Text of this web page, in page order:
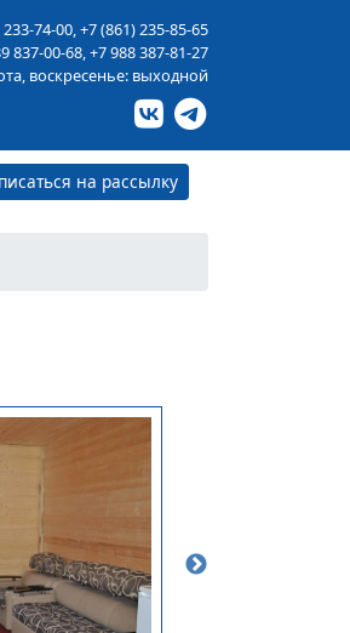
74-00,+7 (861) 235-85-65
837-00-68,+7 988 387-81-27
воскресенье: выходной
на рассылку